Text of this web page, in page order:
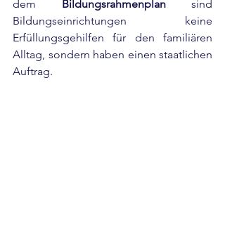
dem Bildungsrahmenplan sind
Bildungseinrichtungen keine
Erfüllungsgehilfen für den familiären
Alltag, sondern haben einen staatlichen
Auftrag.